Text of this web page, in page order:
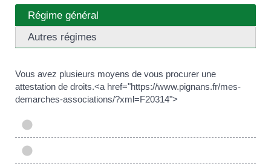
Régime général
Autres régimes
Vous avez plusieurs moyens de vous procurer une
attestation de droits.<a href="https://www.pignans.fr/mes-
demarches-associations/?xml=F20314">